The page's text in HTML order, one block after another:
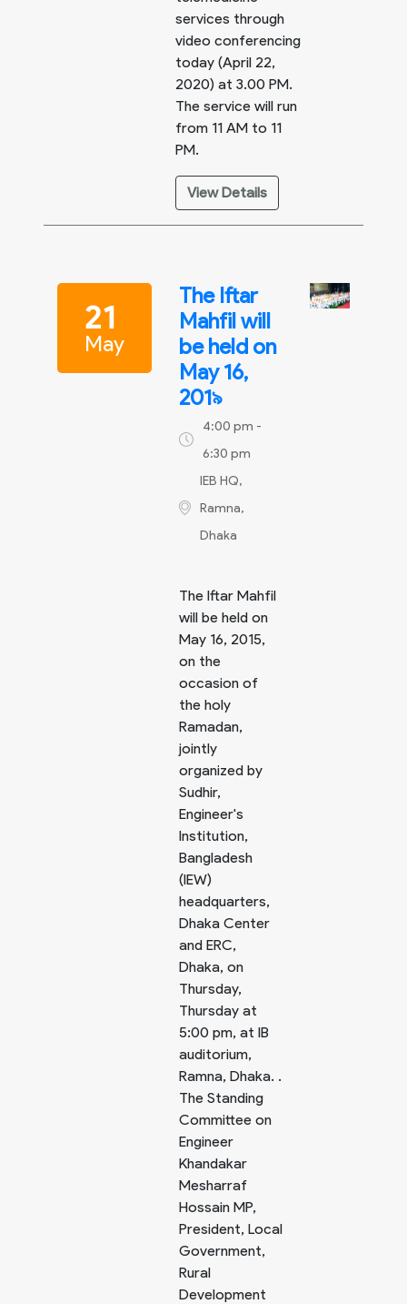
services through
video conferencing
today (April 22,
2020) at 3.00 PM.
The service will run
from 11 AM to 11
PM.
View Details
21
May
The Iftar
Mahfil will
be held on
May 16,
201৯
4:00 pm -
6:30 pm
IEB HQ,
Ramna,
Dhaka
The Iftar Mahfil
will be held on
May 16, 2015,
on the
occasion of
the holy
Ramadan,
jointly
organized by
Sudhir,
Engineer's
Institution,
Bangladesh
(IEW)
headquarters,
Dhaka Center
and ERC,
Dhaka, on
Thursday,
Thursday at
5:00 pm, at IB
auditorium,
Ramna, Dhaka. .
The Standing
Committee on
Engineer
Khandakar
Mesharraf
Hossain MP,
President, Local
Government,
Rural
Development